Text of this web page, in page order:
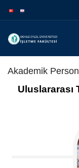
atla
atla
Akademik
Uluslararası